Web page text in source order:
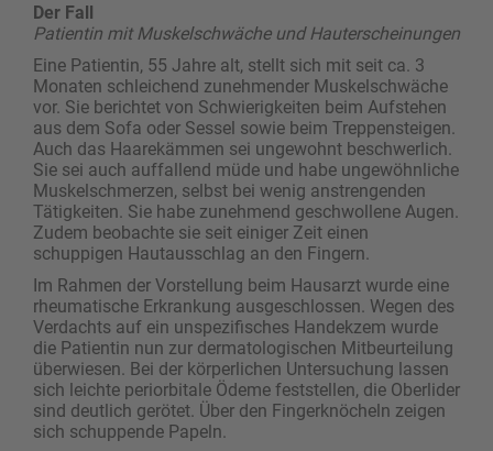
Der Fall
Patientin mit Muskelschwäche und Hauterscheinungen
Eine Patientin, 55 Jahre alt, stellt sich mit seit ca. 3
Monaten schleichend zunehmender Muskelschwäche
vor. Sie berichtet von Schwierigkeiten beim Aufstehen
aus dem Sofa oder Sessel sowie beim Treppensteigen.
Auch das Haarekämmen sei ungewohnt beschwerlich.
Sie sei auch auffallend müde und habe ungewöhnliche
Muskelschmerzen, selbst bei wenig anstrengenden
Tätigkeiten. Sie habe zunehmend geschwollene Augen.
Zudem beobachte sie seit einiger Zeit einen
schuppigen Hautausschlag an den Fingern.
Im Rahmen der Vorstellung beim Hausarzt wurde eine
rheumatische Erkrankung ausgeschlossen. Wegen des
Verdachts auf ein unspezifisches Handekzem ­wurde
die Patientin nun zur dermatologischen Mitbeurteilung
überwiesen. Bei der körperlichen Untersuchung lassen
sich leichte periorbitale Ödeme feststellen, die Oberlider
sind deutlich gerötet. Über den Fingerknöcheln zeigen
sich schuppende Papeln.